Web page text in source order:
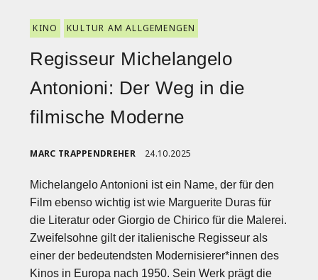
KINO KULTUR AM ALLGEMENGEN
Regisseur Michelangelo
Antonioni: Der Weg in die
filmische Moderne
MARC TRAPPENDREHER 24.10.2025
Michelangelo Antonioni ist ein Name, der für den
Film ebenso wichtig ist wie Marguerite Duras für
die Literatur oder Giorgio de Chirico für die Malerei.
Zweifelsohne gilt der italienische Regisseur als
einer der bedeutendsten Modernisierer*innen des
Kinos in Europa nach 1950. Sein Werk prägt die